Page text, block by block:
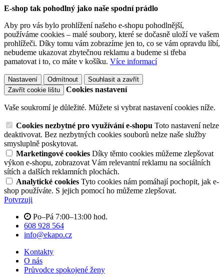
E-shop tak pohodlný jako naše spodní prádlo
Aby pro vás bylo prohlížení našeho e-shopu pohodlnější,
používáme cookies – malé soubory, které se dočasně uloží ve vašem
prohlížeči. Díky tomu vám zobrazíme jen to, co se vám opravdu líbí,
nebudeme ukazovat zbytečnou reklamu a budeme si třeba
pamatovat i to, co máte v košíku. Více informací
Nastavení Odmítnout
Souhlasit a zavřít
Zavřít cookie lištu
Cookies nastavení
Vaše soukromí je důležité. Můžete si vybrat nastavení cookies níže.
Cookies nezbytné pro využívání e-shopu Toto nastavení nelze
deaktivovat. Bez nezbytných cookies souborů nelze naše služby
smysluplně poskytovat.
Marketingové cookies Díky těmto cookies můžeme zlepšovat
výkon e-shopu, zobrazovat Vám relevantní reklamu na sociálních
sítích a dalších reklamních plochách.
Analytické cookies Tyto cookies nám pomáhají pochopit, jak e-
shop používáte. S jejich pomocí ho můžeme zlepšovat.
Potvrzuji
Po–Pá 7:00–13:00 hod.
608 928 564
info@ekapo.cz
Kontakty
O nás
Průvodce spokojené ženy